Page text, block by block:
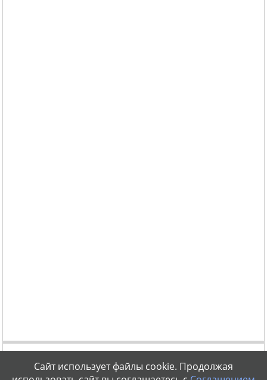
Сайт использует файлы cookie. Продолжая